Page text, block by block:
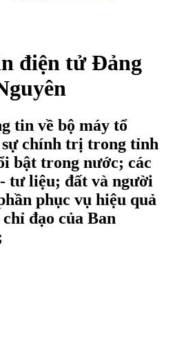
điện tử Đảng
tin về bộ máy tổ
chính trị trong tỉnh
bật trong nước; các
tư liệu; đất và người
phục vụ hiệu quả
đạo của Ban